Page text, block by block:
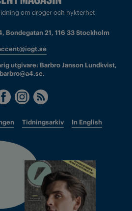
om droger och nykterhet
Bondegatan 21, 116 33 Stockholm
utgivare: Barbro Janson Lundkvist,
barbro@a4.se.
Tidningsarkiv In English